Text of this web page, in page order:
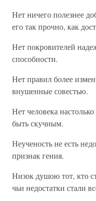
Нет ничего полезнее
его так прочно, как
Нет покровителей
способности.
Нет правил более
внушенные совестью.
Нет человека
быть скучным.
Неученость не есть
признак гения.
Низок душою тот, кто
чьи недостатки стали